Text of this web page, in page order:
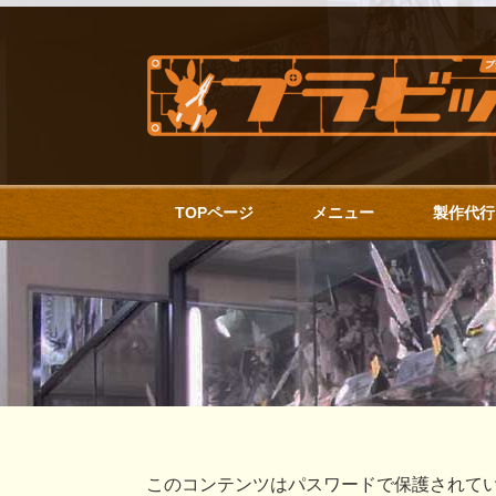
TOPページ メニュー 製作代
このコンテンツはパスワードで保護されて